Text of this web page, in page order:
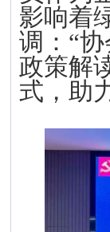
影响着
调：“
政策解
式，助